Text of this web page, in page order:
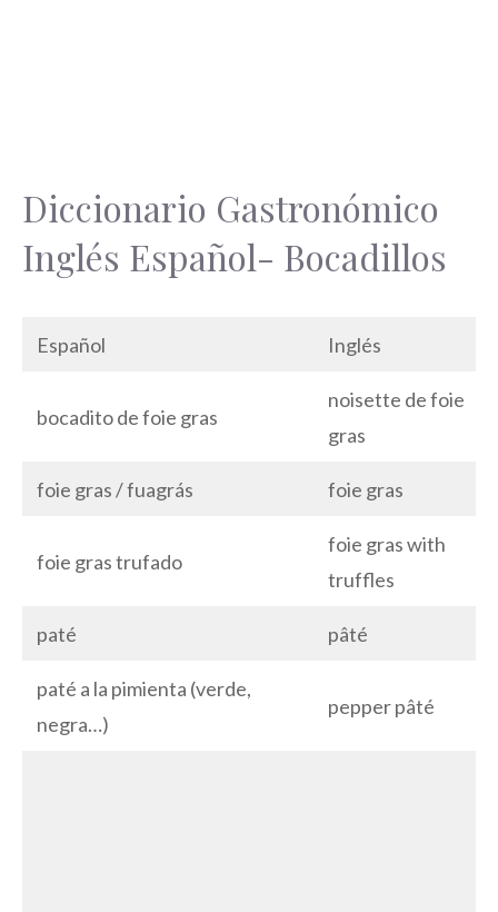
Diccionario Gastronómico
Inglés Español- Bocadillos
Español Inglés
bocadito de foie gras
noisette de foie
gras
foie gras / fuagrás foie gras
foie gras trufado
foie gras with
truffles
paté pâté
paté a la pimienta (verde,
negra…)
pepper pâté